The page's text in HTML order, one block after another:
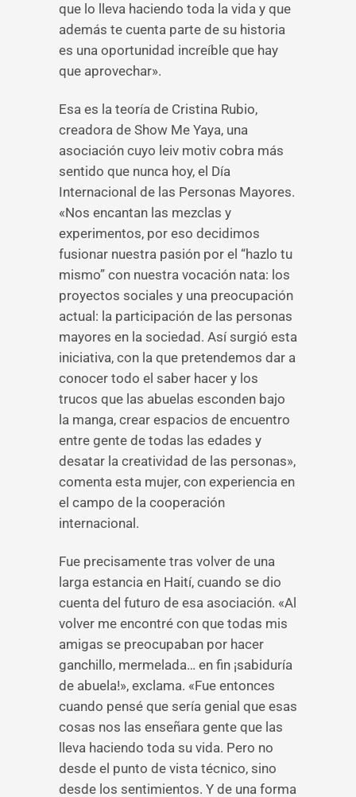
que lo lleva haciendo toda la vida y que
además te cuenta parte de su historia
es una oportunidad increíble que hay
que aprovechar».
Esa es la teoría de Cristina Rubio,
creadora de Show Me Yaya, una
asociación cuyo leiv motiv cobra más
sentido que nunca hoy, el Día
Internacional de las Personas Mayores.
«Nos encantan las mezclas y
experimentos, por eso decidimos
fusionar nuestra pasión por el “hazlo tu
mismo” con nuestra vocación nata: los
proyectos sociales y una preocupación
actual: la participación de las personas
mayores en la sociedad. Así surgió esta
iniciativa, con la que pretendemos dar a
conocer todo el saber hacer y los
trucos que las abuelas esconden bajo
la manga, crear espacios de encuentro
entre gente de todas las edades y
desatar la creatividad de las personas»,
comenta esta mujer, con experiencia en
el campo de la cooperación
internacional.
Fue precisamente tras volver de una
larga estancia en Haití, cuando se dio
cuenta del futuro de esa asociación. «Al
volver me encontré con que todas mis
amigas se preocupaban por hacer
ganchillo, mermelada… en fin ¡sabiduría
de abuela!», exclama. «Fue entonces
cuando pensé que sería genial que esas
cosas nos las enseñara gente que las
lleva haciendo toda su vida. Pero no
desde el punto de vista técnico, sino
desde los sentimientos. Y de una forma